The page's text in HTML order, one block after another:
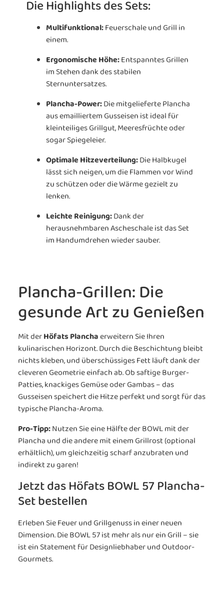
Die Highlights des Sets:
Multifunktional:Feuerschale und Grill in
einem.
Ergonomische Höhe:Entspanntes Grillen
im Stehen dank des stabilen
Sternuntersatzes.
Plancha-Power:Die mitgelieferte Plancha
aus emailliertem Gusseisen ist ideal für
kleinteiliges Grillgut, Meeresfrüchte oder
sogar Spiegeleier.
Optimale Hitzeverteilung:Die Halbkugel
lässt sich neigen, um die Flammen vor Wind
zu schützen oder die Wärme gezielt zu
lenken.
Leichte Reinigung:Dank der
herausnehmbaren Ascheschale ist das Set
im Handumdrehen wieder sauber.
Plancha-Grillen: Die
gesunde Art zu Genießen
Mit derHöfats Planchaerweitern Sie Ihren
kulinarischen Horizont. Durch die Beschichtung bleibt
nichts kleben, und überschüssiges Fett läuft dank der
cleveren Geometrie einfach ab. Ob saftige Burger-
Patties, knackiges Gemüse oder Gambas – das
Gusseisen speichert die Hitze perfekt und sorgt für das
typische Plancha-Aroma.
Pro-Tipp:Nutzen Sie eine Hälfte der BOWL mit der
Plancha und die andere mit einem Grillrost (optional
erhältlich), um gleichzeitig scharf anzubraten und
indirekt zu garen!
Jetzt das Höfats BOWL 57 Plancha-
Set bestellen
Erleben Sie Feuer und Grillgenuss in einer neuen
Dimension. Die BOWL 57 ist mehr als nur ein Grill – sie
ist ein Statement für Designliebhaber und Outdoor-
Gourmets.